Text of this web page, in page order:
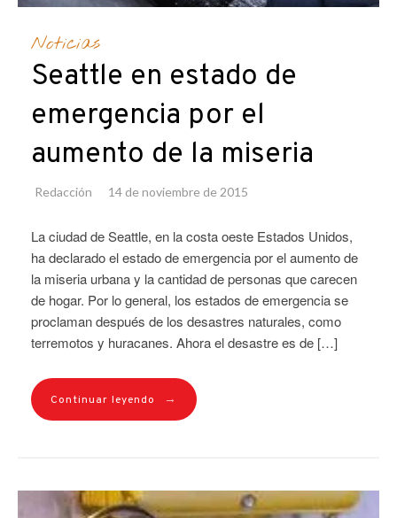
Noticias
Seattle en estado de
emergencia por el
aumento de la miseria
Redacción 14 de noviembre de 2015
La ciudad de Seattle, en la costa oeste Estados Unidos,
ha declarado el estado de emergencia por el aumento de
la miseria urbana y la cantidad de personas que carecen
de hogar. Por lo general, los estados de emergencia se
proclaman después de los desastres naturales, como
terremotos y huracanes. Ahora el desastre es de […]
Continuar leyendo →